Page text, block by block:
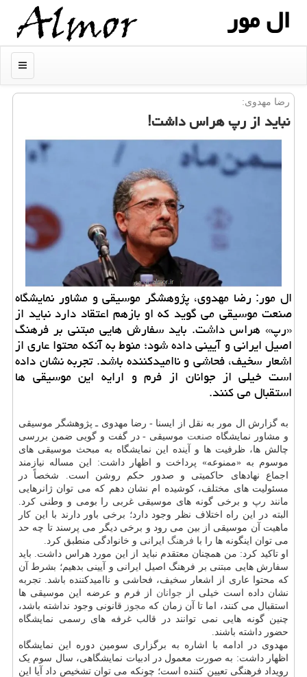
ال مور
منو
رضا مهدوی:
نباید از رپ هراس داشت!
ال مور: رضا مهدوی، پژوهشگر موسیقی و مشاور نمایشگاه
صنعت موسیقی می گوید که او بازهم اعتقاد دارد نباید از
«رپ» هراس داشت. باید سفارش هایی مبتنی بر فرهنگ
اصیل ایرانی و آیینی داده شود؛ منوط به آنکه محتوا عاری از
اشعار سخیف، فحاشی و ناامیدکننده باشد. تجربه نشان داده
است خیلی از جوانان از فرم و ارایه این موسیقی ها
استقبال می کنند.
به گزارش ال مور به نقل از ایسنا - رضا مهدوی ـ پژوهشگر موسیقی
و مشاور نمایشگاه صنعت موسیقی - در گفت و گویی ضمن بررسی
چالش ها، ظرفیت ها و آینده این نمایشگاه به مبحث موسیقی های
موسوم به «ممنوعه» پرداخت و اظهار داشت: این مساله نیازمند
اجماع نهادهای حاکمیتی و صدور حکم روشن است. شخصاً در
مسئولیت های مختلف، کوشیده ام نشان دهم که می توان ژانرهایی
مانند رپ و برخی گونه های موسیقی غربی را بومی و وطنی کرد.
البته در این راه اختلاف نظر وجود دارد؛ برخی باور دارند با این کار
ماهیت آن موسیقی از بین می رود و برخی دیگر می پرسند تا چه حد
می توان اینگونه ها را با فرهنگ ایرانی و خانوادگی منطبق کرد.
او تاکید کرد: من همچنان معتقدم نباید از این مورد هراس داشت. باید
سفارش هایی مبتنی بر فرهنگ اصیل ایرانی و آیینی بدهیم؛ بشرط آن
که محتوا عاری از اشعار سخیف، فحاشی و ناامیدکننده باشد. تجربه
نشان داده است خیلی از جوانان از فرم و عرضه این موسیقی ها
استقبال می کنند، اما تا آن زمان که مجوز قانونی وجود نداشته باشد،
چنین گونه هایی نمی توانند در قالب غرفه های رسمی نمایشگاه
حضور داشته باشند.
مهدوی در ادامه با اشاره به برگزاری سومین دوره این نمایشگاه
اظهار داشت: به صورت معمول در ادبیات نمایشگاهی، سال سوم یک
رویداد فرهنگی تعیین کننده است؛ چونکه می توان تشخیص داد آیا این